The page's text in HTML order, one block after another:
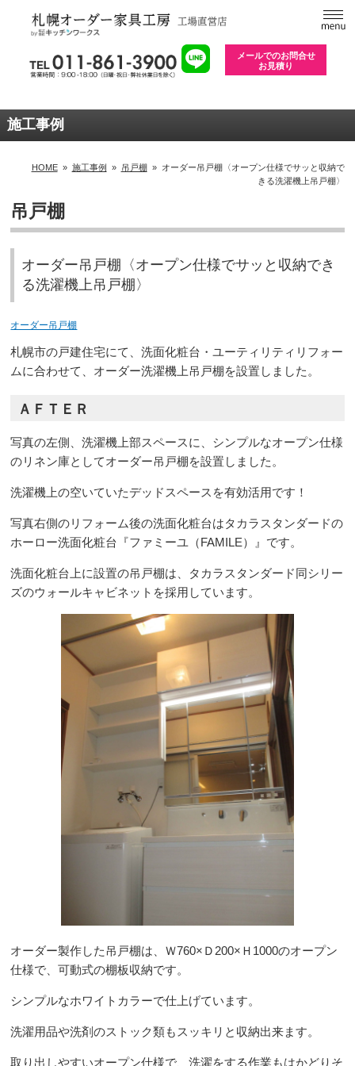
メールでのお問合せ
お見積り
施工事例
HOME» 施工事例 » 吊戸棚» オーダー吊戸棚〈オープン仕様でサッと収納で
きる洗濯機上吊戸棚〉
吊戸棚
オーダー吊戸棚〈オープン仕様でサッと収納でき
る洗濯機上吊戸棚〉
オーダー吊戸棚
札幌市の戸建住宅にて、洗面化粧台・ユーティリティリフォー
ムに合わせて、オーダー洗濯機上吊戸棚を設置しました。
ＡＦＴＥＲ
写真の左側、洗濯機上部スペースに、シンプルなオープン仕様
のリネン庫としてオーダー吊戸棚を設置しました。
洗濯機上の空いていたデッドスペースを有効活用です！
写真右側のリフォーム後の洗面化粧台はタカラスタンダードの
ホーロー洗面化粧台『ファミーユ（FAMILE）』です。
洗面化粧台上に設置の吊戸棚は、タカラスタンダード同シリー
ズのウォールキャビネットを採用しています。
オーダー製作した吊戸棚は、Ｗ760×Ｄ200×Ｈ1000のオープン
仕様で、可動式の棚板収納です。
シンプルなホワイトカラーで仕上げています。
洗濯用品や洗剤のストック類もスッキリと収納出来ます。
取り出しやすいオープン仕様で、洗濯をする作業もはかどりそ